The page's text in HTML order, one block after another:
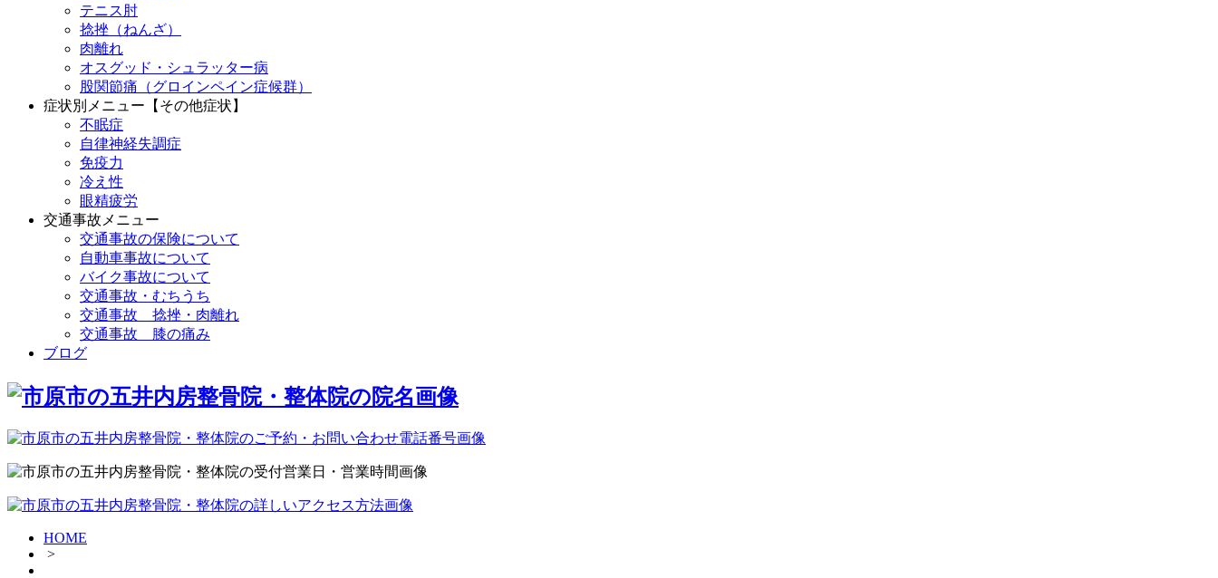
テニス肘
捻挫（ねんざ）
肉離れ
オスグッド・シュラッター病
股関節痛（グロインペイン症候群）
症状別メニュー【その他症状】
不眠症
自律神経失調症
免疫力
冷え性
眼精疲労
交通事故メニュー
交通事故の保険について
自動車事故について
バイク事故について
交通事故・むちうち
交通事故 捻挫・肉離れ
交通事故 膝の痛み
ブログ
HOME
>